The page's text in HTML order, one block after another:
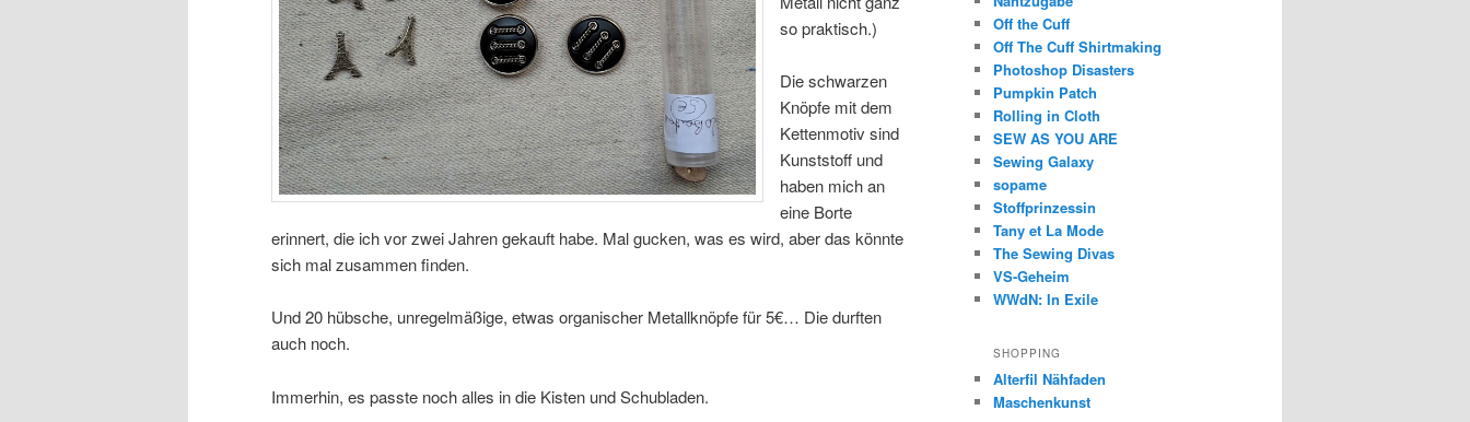
so praktisch.)
Die schwarzen
Knöpfe mit dem
Kettenmotiv sind
Kunststoff und
haben mich an
eine Borte
erinnert, die ich vor zwei Jahren gekauft habe. Mal gucken, was es wird, aber das könnte
sich mal zusammen finden.
Und 20 hübsche, unregelmäßige, etwas organischer Metallknöpfe für 5€… Die durften
auch noch.
Immerhin, es passte noch alles in die Kisten und Schubladen.
Off the Cuff
Off The Cuff Shirtmaking
Photoshop Disasters
Pumpkin Patch
Rolling in Cloth
SEW AS YOU ARE
Sewing Galaxy
sopame
Stoffprinzessin
Tany et La Mode
The Sewing Divas
VS-Geheim
WWdN: In Exile
SHOPPING
Alterfil Nähfaden
Maschenkunst